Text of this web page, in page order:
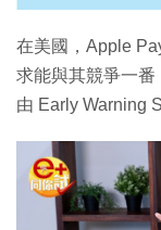
在美國，Apple
求能與其競爭一番
由 Early Warning